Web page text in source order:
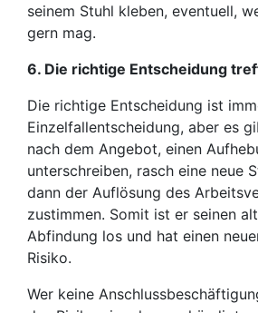
seinem Stuhl kleben, eventuell,
gern mag.
6. Die richtige Entscheidung
Die richtige Entscheidung ist
Einzelfallentscheidung, aber es
nach dem Angebot, einen
unterschreiben, rasch eine neue
dann der Auflösung des
zustimmen. Somit ist er seinen
Abfindung los und hat einen
Risiko.
Wer keine